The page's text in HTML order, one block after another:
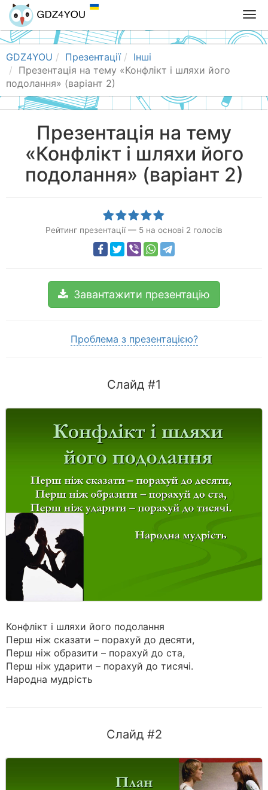
T
o
g
n
a
GDZ4YOU Презентації
Інші
Презентація на тему «Конфлікт і шляхи його
подолання» (варіант 2)
Презентація на тему
«Конфлікт і шляхи його
подолання» (варіант 2)
Рейтинг презентації — 5 на основі 2 голосів
Завантажити презентацію
Проблема з презентацією?
Слайд #1
Конфлікт і шляхи його подолання
Перш ніж сказати – порахуй до десяти,
Перш ніж образити – порахуй до ста,
Перш ніж ударити – порахуй до тисячі.
Народна мудрість
Слайд #2